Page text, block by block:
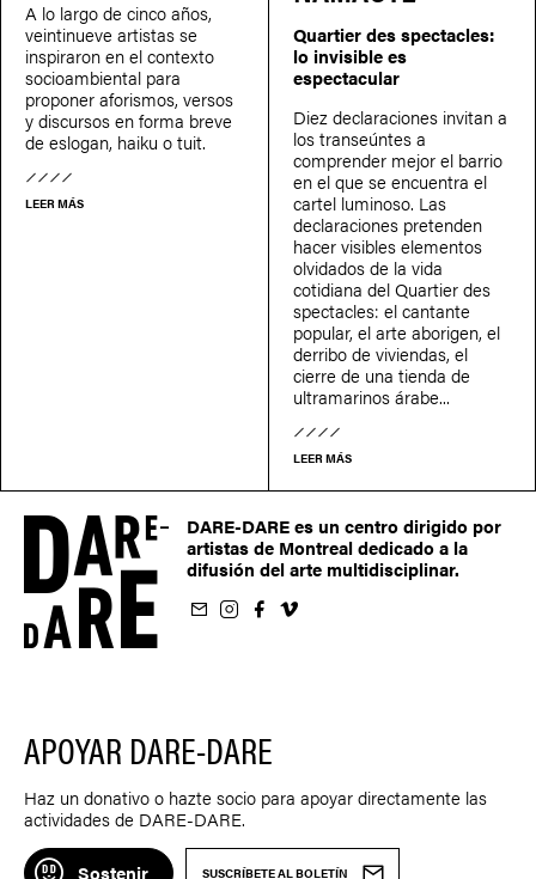
A lo largo de cinco años,
veintinueve artistas se
inspiraron en el contexto
socioambiental para
proponer aforismos, versos
y discursos en forma breve
de eslogan, haiku o tuit.
LEER MÁS
Quartier des spectacles:
lo invisible es
espectacular
Diez declaraciones invitan a
los transeúntes a
comprender mejor el barrio
en el que se encuentra el
cartel luminoso. Las
declaraciones pretenden
hacer visibles elementos
olvidados de la vida
cotidiana del Quartier des
spectacles: el cantante
popular, el arte aborigen, el
derribo de viviendas, el
cierre de una tienda de
ultramarinos árabe...
LEER MÁS
DARE-DARE es un centro dirigido por
artistas de Montreal dedicado a la
difusión del arte multidisciplinar.
sur Instagram
sur Facebook
nous sur Vimeo
APOYAR DARE-DARE
Haz un donativo o hazte socio para apoyar directamente las
actividades de DARE-DARE.
Sostenir SUSCRÍBETE AL BOLETÍN